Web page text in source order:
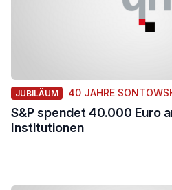
JUBILÄUM 40 JAHRE
S&P spendet 40.000 Euro
Institutionen